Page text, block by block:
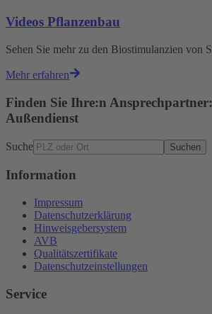
Videos Pflanzenbau
Sehen Sie mehr zu den Biostimulanzien
Mehr erfahren
Finden Sie Ihre:n
Außendienst
Suche Suchen
Information
Impressum
Datenschutzerklärung
Hinweisgebersystem
AVB
Qualitätszertifikate
Datenschutzeinstellungen
Service